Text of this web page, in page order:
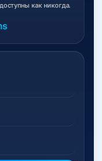
как никогда.